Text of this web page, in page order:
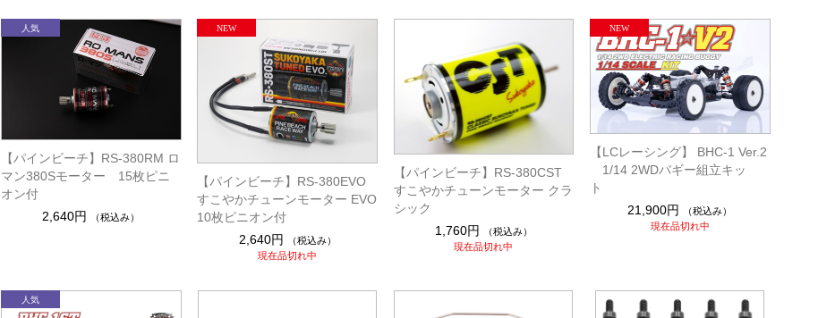
【パインビーチ】RS-380RM ロ
マン380Sモーター 15枚ピニ
オン付
2,640円
（税込み）
【パインビーチ】RS-380EVO
すこやかチューンモーター EVO
10枚ピニオン付
2,640円
（税込み）
現在品切れ中
【パインビーチ】RS-380CST
すこやかチューンモーター クラ
シック
1,760円
（税込み）
現在品切れ中
【LCレーシング】 BHC-1 Ver.2
1/14 2WDバギー組立キッ
ト
21,900円
（税込み）
現在品切れ中